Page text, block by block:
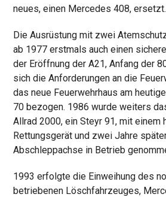
neues, einen Mercedes 408, ersetzt.
Die Ausrüstung mit zwei
ab 1977 erstmals auch einen
der Eröffnung der A21, Anfang der
sich die Anforderungen an die
das neue Feuerwehrhaus am
70 bezogen. 1986 wurde weiters
Allrad 2000, ein Steyr 91, mit einem
Rettungsgerät und zwei Jahre
Abschleppachse in Betrieb
1993 erfolgte die Einweihung des
betriebenen Löschfahrzeuges,